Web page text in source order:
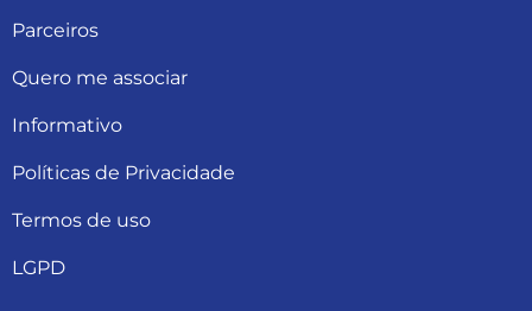
Parceiros
Quero me associar
Informativo
Políticas de Privacidade
Termos de uso
LGPD